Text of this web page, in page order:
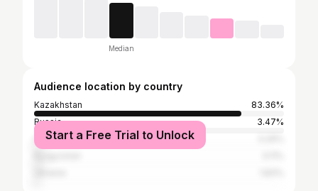
Median
Audience location by country
Kazakhstan
83.36%
Russia
3.47%
Uzbekistan
Start a Free Trial to Unlock